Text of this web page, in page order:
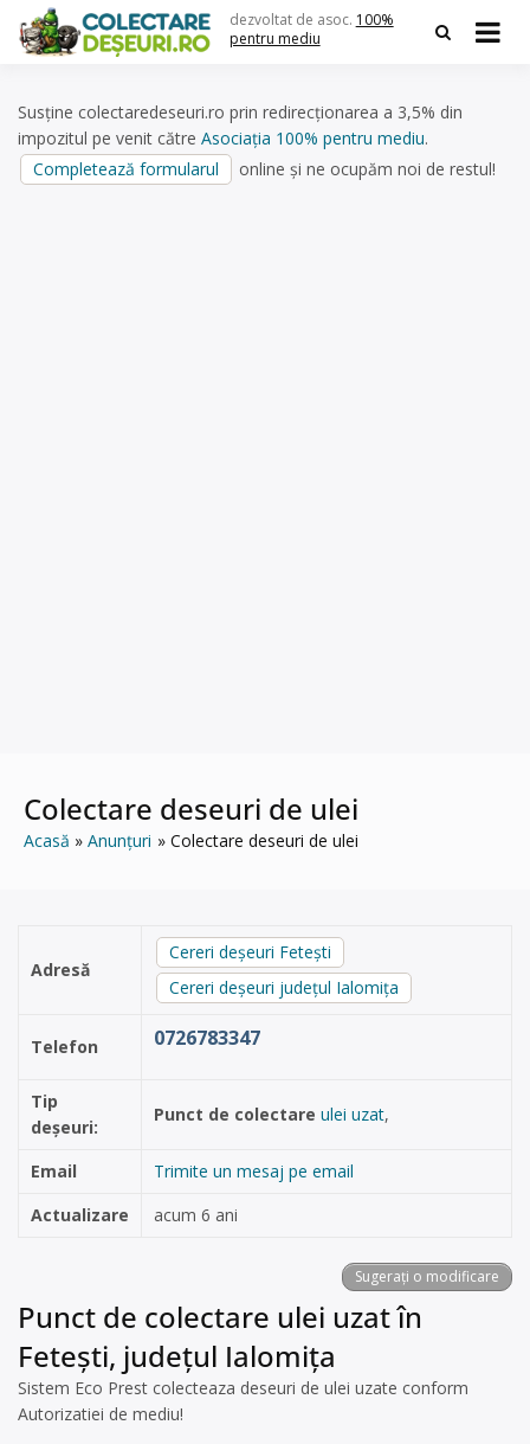
content
dezvoltat de asoc. 100%
pentru mediu
Susține colectaredeseuri.ro prin redirecționarea a 3,5% din
impozitul pe venit către Asociația 100% pentru mediu.
Completează formularul
online și ne ocupăm noi de restul!
Colectare deseuri de ulei
Acasă Anunțuri Colectare deseuri de ulei
Adresă
Cereri deșeuri Fetești
Cereri deșeuri județul Ialomița
Telefon 0726783347
Tip
deșeuri:
Punct de colectare ulei uzat,
Email
Trimite un mesaj pe email
Actualizare
acum 6 ani
Sugerați o modificare
Punct de colectare ulei uzat în
Fetești, județul Ialomița
Sistem Eco Prest colecteaza deseuri de ulei uzate conform
Autorizatiei de mediu!